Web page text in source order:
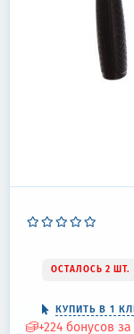
ОСТАЛОСЬ 2 ШТ.
КУПИТЬ В 1
+224 бонусов за